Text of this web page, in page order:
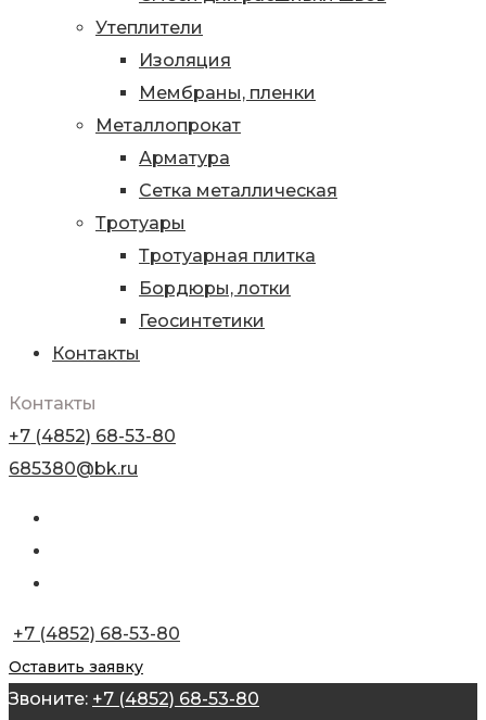
Утеплители
Изоляция
Мембраны, пленки
Металлопрокат
Арматура
Сетка металлическая
Тротуары
Тротуарная плитка
Бордюры, лотки
Геосинтетики
Контакты
Контакты
+7 (4852) 68-53-80
685380@bk.ru
+7 (4852) 68-53-80
Оставить заявку
Звоните: +7 (4852) 68-53-80